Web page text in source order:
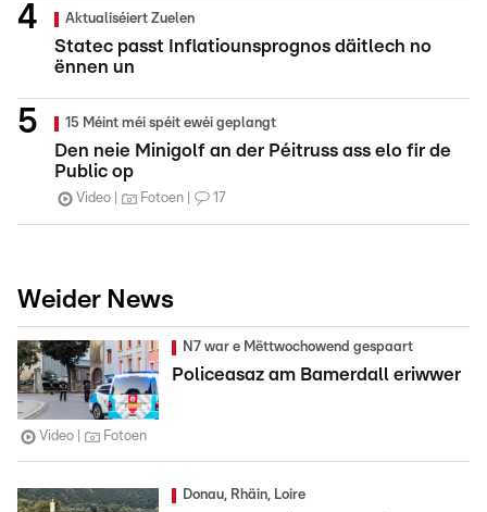
Aktualiséiert Zuelen
Statec passt Inflatiounsprognos däitlech no
ënnen un
15 Méint méi spéit ewéi geplangt
Den neie Minigolf an der Péitruss ass elo fir de
Public op
Video Fotoen 17
Weider News
N7 war e Mëttwochowend gespaart
Policeasaz am Bamerdall eriwwer
Video Fotoen
Donau, Rhäin, Loire